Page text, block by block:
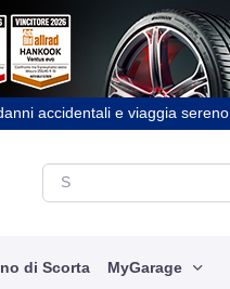
accidentali e viaggia sereno.
di Scorta MyGarage